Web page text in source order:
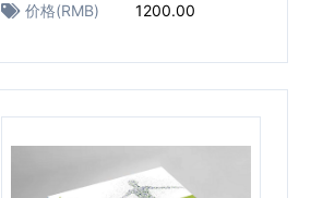
价格(RMB)
1200.00